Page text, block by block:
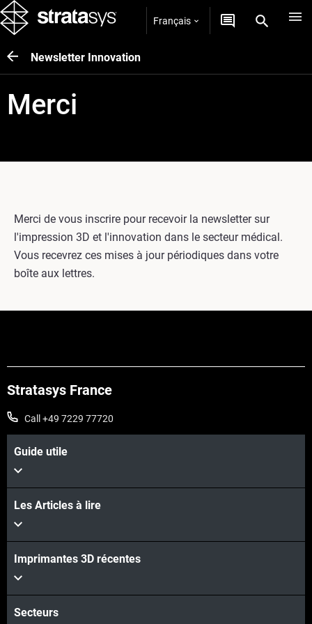
Français
Newsletter Innovation
Merci
Merci de vous inscrire pour recevoir la newsletter sur
l'impression 3D et l'innovation dans le secteur médical.
Vous recevrez ces mises à jour périodiques dans votre
boîte aux lettres.
Stratasys France
Call +49 7229 77720
Guide utile
Les Articles à lire
Imprimantes 3D récentes
Secteurs